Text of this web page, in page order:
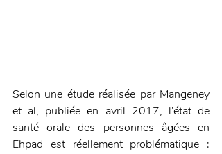
Selon une étude réalisée par Mangeney
et al, publiée en avril 2017, l’état de
santé orale des personnes âgées en
Ehpad est réellement problématique :